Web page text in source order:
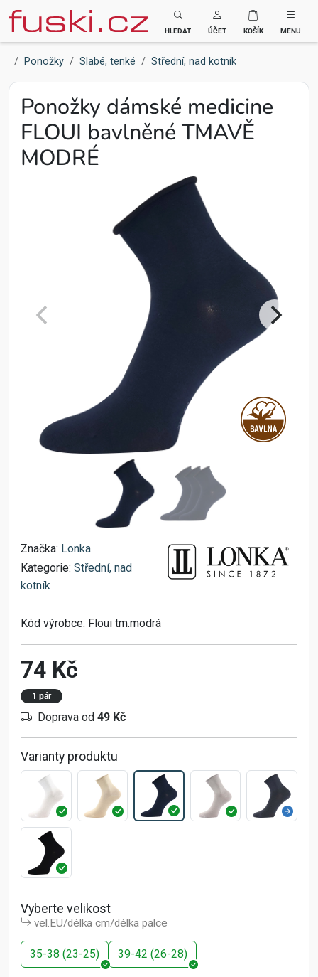
Fuski BOMA
HLEDAT ÚČET KOŠÍK MENU
Ponožky Slabé, tenké Střední, nad kotník
Ponožky dámské medicine
FLOUI bavlněné TMAVĚ
MODRÉ
Značka: Lonka
Kategorie: Střední, nad
kotník
Kód výrobce: Floui tm.modrá
74 Kč
1 pár
Doprava od 49 Kč
Varianty produktu
Vyberte velikost
vel.EU/délka cm/délka palce
35-38 (23-25) 39-42 (26-28)